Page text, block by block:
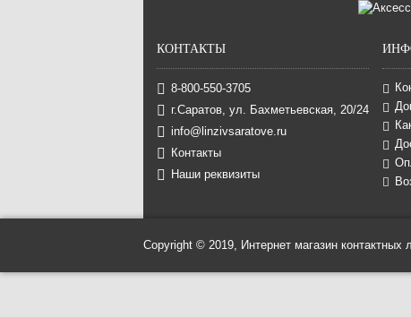
КОНТАКТЫ
8-800-550-3705
г.Саратов, ул. Бахметьевская, 20/24
info@linzivsaratove.ru
Контакты
Наши реквизиты
Copyright © 2019, Интернет магазин контактных